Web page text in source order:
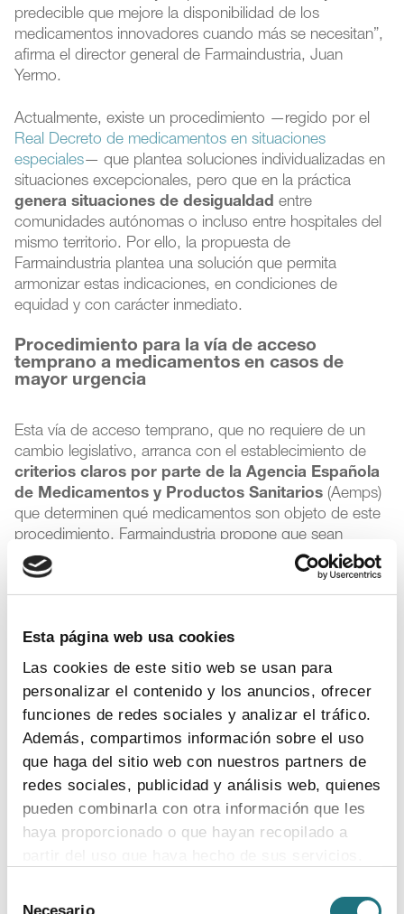
Esta página web usa cookies
Las cookies de este sitio web se usan para
personalizar el contenido y los anuncios, ofrecer
funciones de redes sociales y analizar el tráfico.
Además, compartimos información sobre el uso
que haga del sitio web con nuestros partners de
redes sociales, publicidad y análisis web, quienes
pueden combinarla con otra información que les
haya proporcionado o que hayan recopilado a
Para más información puede acceder a nuestra
predecible que mejore la disponibilidad de los
medicamentos innovadores cuando más se necesitan”,
afirma el director general de Farmaindustria, Juan
Yermo.
Actualmente, existe un procedimiento —regido por el
Real Decreto de medicamentos en situaciones
especiales— que plantea soluciones individualizadas en
situaciones excepcionales, pero que en la práctica
genera situaciones de desigualdad entre
comunidades autónomas o incluso entre hospitales del
mismo territorio. Por ello, la propuesta de
Farmaindustria plantea una solución que permita
armonizar estas indicaciones, en condiciones de
equidad y con carácter inmediato.
Procedimiento para la vía de acceso
temprano a medicamentos en casos de
mayor urgencia
Esta vía de acceso temprano, que no requiere de un
cambio legislativo, arranca con el establecimiento de
criterios claros por parte de la Agencia Española
de Medicamentos y Productos Sanitarios (Aemps)
que determinen qué medicamentos son objeto de este
procedimiento. Farmaindustria propone que sean
aquellos que estén orientados a una enfermedad rara,
grave o incapacitante, que no exista alternativa de
tratamiento o, si la hay, que el nuevo fármaco aporte
Cuando un medicamento sea seleccionado como
candidato a este acceso temprano, Farmaindustria
propone un
plazo máximo de 15 días
tras la
autorización en Europa para que la compañíasolicite
el código nacional, indispensable para su
comercialización en España. Mientras que en esta
primera etapa elprecio del fármaco viene marcado por
la compañía, lo que persigue la propuesta es que se
llegue a unacuerdo de financiación lo antes
comercializador. El plazo sería de 90 días, la mitad del